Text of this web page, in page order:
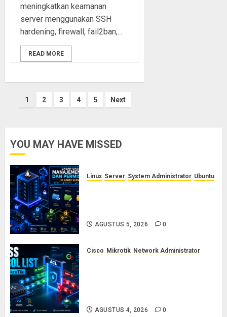
meningkatkan keamanan
server menggunakan SSH
hardening, firewall, fail2ban,...
READ MORE
Paginasi
1 2 3 4 5 Next
YOU MAY HAVE MISSED
Linux Server System Administrator Ubuntu
AGUSTUS 5, 2026 0
Cisco Mikrotik Network Administrator
AGUSTUS 4, 2026 0